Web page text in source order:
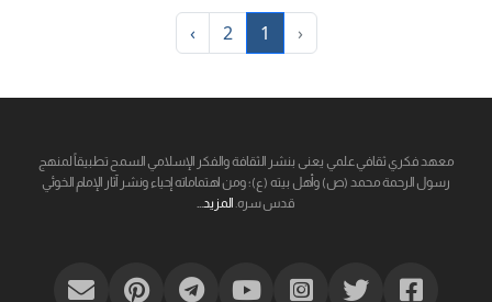
‹
1
2
›
معهد فكري ثقافي علمي يعنى بنشر الثقافة والفكر الإسلامي السمح تطبيقاً لمنهج
رسول الرحمة محمد (ص) وأهل بيته (ع)؛ ومن اهتماماته إحياء ونشر آثار الإمام الخوئي
قدس سره. المزيد...